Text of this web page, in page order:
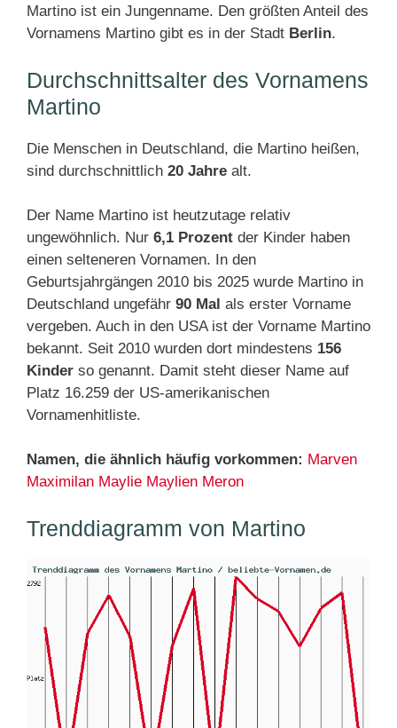
Martino ist ein Jungenname. Den größten Anteil des
Vornamens Martino gibt es in der Stadt Berlin.
Durchschnittsalter des Vornamens
Martino
Die Menschen in Deutschland, die Martino heißen,
sind durchschnittlich 20 Jahre alt.
Der Name Martino ist heutzutage relativ
ungewöhnlich. Nur 6,1 Prozent der Kinder haben
einen selteneren Vornamen. In den
Geburtsjahrgängen 2010 bis 2025 wurde Martino in
Deutschland ungefähr 90 Mal als erster Vorname
vergeben. Auch in den USA ist der Vorname Martino
bekannt. Seit 2010 wurden dort mindestens 156
Kinder so genannt. Damit steht dieser Name auf
Platz 16.259 der US-amerikanischen
Vornamenhitliste.
Namen, die ähnlich häufig vorkommen: Marven
Maximilan Maylie Maylien Meron
Trenddiagramm von Martino